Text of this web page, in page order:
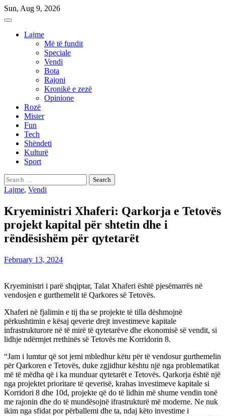
Skip
to
Sun, Aug 9, 2026
Lajme
Më të fundit
Speciale
Vendi
Bota
Rajoni
Kronikë e zezë
Opinione
Rozë
Mister
Fun
Tech
Shëndeti
Kulturë
Sport
Search
for:
Lajme, Vendi
Kryeministri Xhaferi: Qarkorja e Tetovës
projekt kapital për shtetin dhe i
rëndësishëm për qytetarët
February 13, 2024
Kryeministri i parë shqiptar, Talat Xhaferi është pjesëmarrës në
vendosjen e gurthemelit të Qarkores së Tetovës.
Xhaferi në fjalimin e tij tha se projekte të tilla dëshmojnë
përkushtimin e kësaj qeverie drejt investimeve kapitale
infrastrukturore në të mirë të qytetarëve dhe ekonomisë së vendit, si
lidhje ndërmjet rrethinës së Tetovës me Korridorin 8.
“Jam i lumtur që sot jemi mbledhur këtu për të vendosur gurthemelin
për Qarkoren e Tetovës, duke zgjidhur kështu një nga problematikat
më të mëdha që i ka munduar qytetarët e Tetovës. Qarkorja është një
nga projektet prioritare të qeverisë, krahas investimeve kapitale si
Korridori 8 dhe 10d, projekte që do të lidhin më shume vendin tonë
me rajonin dhe do të mundësojnë ifrastrukturë më moderne. Ne nuk
ikim nga sfidat por përballemi dhe ta, ndaj këto investime i